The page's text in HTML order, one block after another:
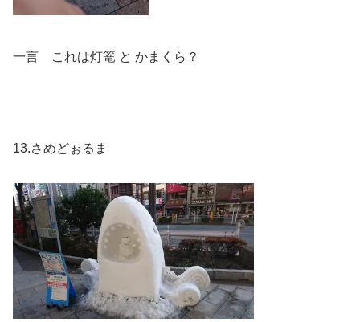
一言 これは灯篭 と かまくら？
13.さめどぉるま